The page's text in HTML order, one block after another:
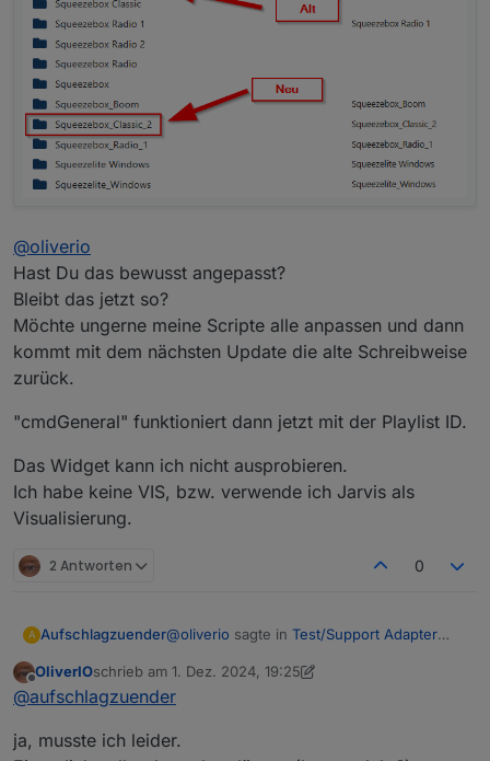
@oliverio
Hast Du das bewusst angepasst?
Bleibt das jetzt so?
Möchte ungerne meine Scripte alle anpassen und dann
kommt mit dem nächsten Update die alte Schreibweise
zurück.
"cmdGeneral" funktioniert dann jetzt mit der Playlist ID.
Das Widget kann ich nicht ausprobieren.
Ich habe keine VIS, bzw. verwende ich Jarvis als
Visualisierung.
2 Antworten 0
A Aufschlagzuender@oliverio sagte in Test/Support Adapter
platziere
Offline
OliverIOschrieb am 1. Dez. 2024, 19:25
zuletzt editiert von OliverIO12. Jan. 2024, 20:26
@aufschlagzuender
ja, musste ich leider.